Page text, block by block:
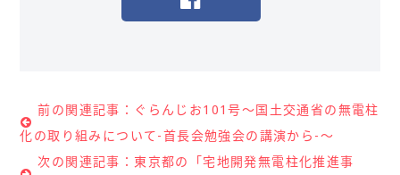
前の関連記事：ぐらんじお101号～国土交通省の無電柱
化の取り組みについて-首長会勉強会の講演から-～
次の関連記事：東京都の「宅地開発無電柱化推進事